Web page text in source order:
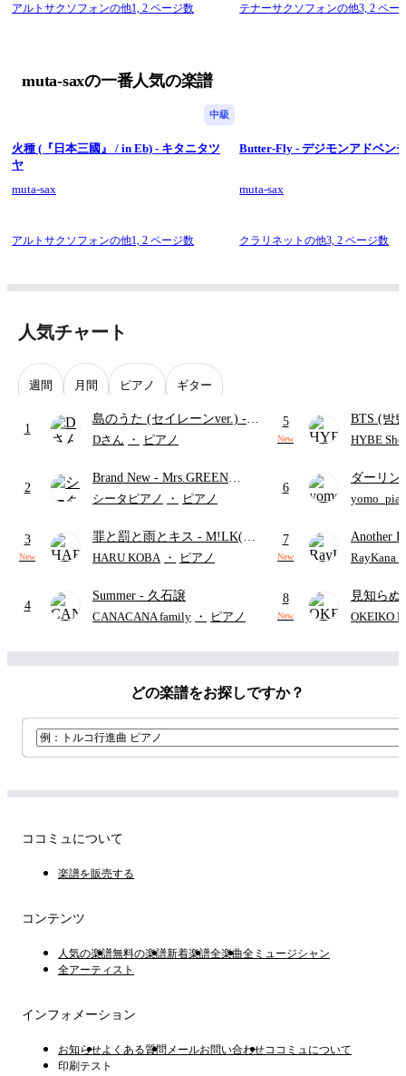
アルトサクソフォンの他1, 2 ページ数 テナーサクソフォンの他3,2 ペー
muta-saxの一番人気の楽譜
中級
火種 (『日本三國』 / in Eb) - キタニタツ
ヤ
muta-sax
アルトサクソフォンの他1, 2 ページ数
Butter-Fly - デジモンアドベン
muta-sax
クラリネットの他3,2 ページ数
人気チャート
週間 月間 ピアノ ギター
1
島のうた (セイレーンver.) -
セイレーン(CV.鈴木みのり)
ード・ペダル付き/『映画ちい
かわ 人魚の島のひみつ』よ
Dさん ・ ピアノ
2
Brand New - Mrs.GREEN
APPLE
シータピアノ ・ ピアノ
3
New
罪と罰と雨とキス - M!LK(佐
野勇斗&吉田仁人)
HARU KOBA ・ ピアノ
4
Summer - 久石譲
CANACANA family ・ ピアノ
5
New
BTS (방
HYBE
6
ダーリン
APPLE (
7
New
Another
Hurwitz
RayKana
8
New
見知ら
ャツが乾
OKEIKO
どの楽譜をお探しですか？
ココミュについて
楽譜を販売する
コンテンツ
人気の楽譜無料の楽譜新着楽譜全楽曲全ミュージシャン
全アーティスト
インフォメーション
お知らせよくある質問 メールお問い合わせココミュについて
印刷テスト